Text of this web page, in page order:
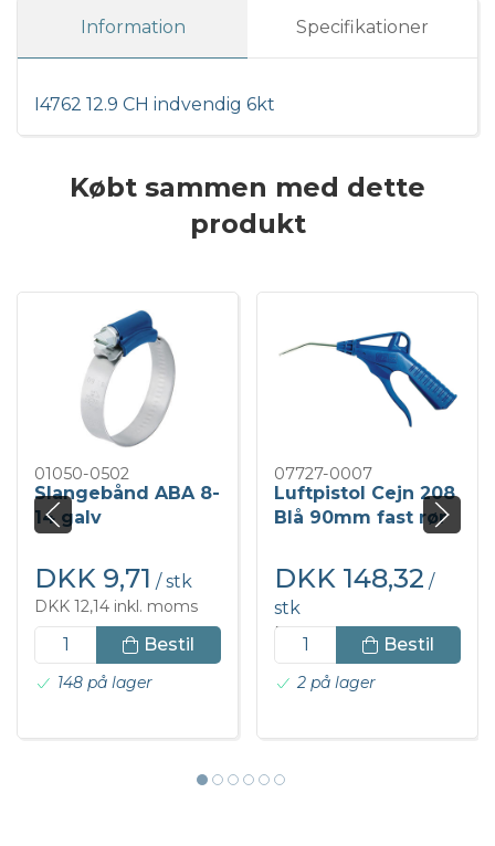
Information Specifikationer
I4762 12.9 CH indvendig 6kt
Købt sammen med dette
produkt
01050-0502
Slangebånd ABA 8-
14 galv
DKK 9,71 / stk
DKK 12,14 inkl. moms
Bestil
148 på lager
07727-0007
Luftpistol Cejn 208
Blå 90mm fast rør
DKK 148,32 /
stk
DKK 185,40 inkl. moms
Bestil
2 på lager